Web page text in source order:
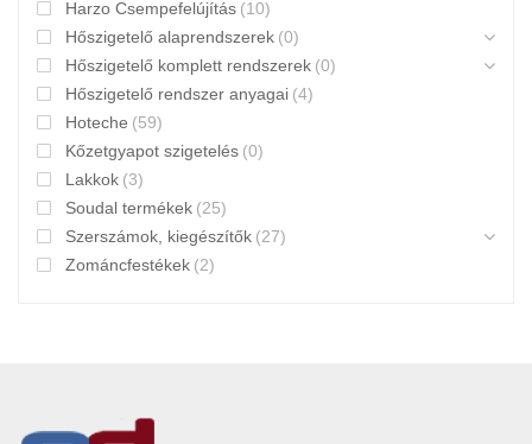
Harzo Csempefelújítás (10)
Hőszigetelő alaprendszerek (0)
Hőszigetelő komplett rendszerek (0)
Hőszigetelő rendszer anyagai (4)
Hoteche (59)
Kőzetgyapot szigetelés (0)
Lakkok (3)
Soudal termékek (25)
Szerszámok, kiegészítők (27)
Zománcfestékek (2)